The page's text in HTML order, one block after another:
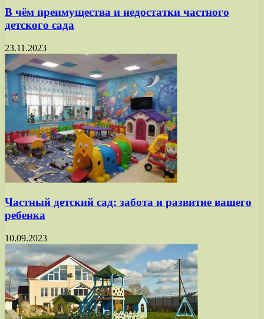
В чём преимущества и недостатки частного
детского сада
23.11.2023
Частный детский сад: забота и развитие вашего
ребенка
10.09.2023